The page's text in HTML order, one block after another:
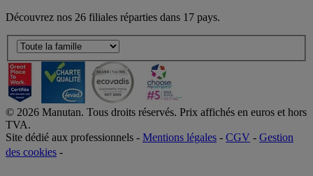
Découvrez nos 26 filiales réparties dans 17 pays.
© 2026 Manutan. Tous droits réservés. Prix affichés en euros et hors
TVA.
Site dédié aux professionnels - Mentions légales - CGV - Gestion
des cookies -